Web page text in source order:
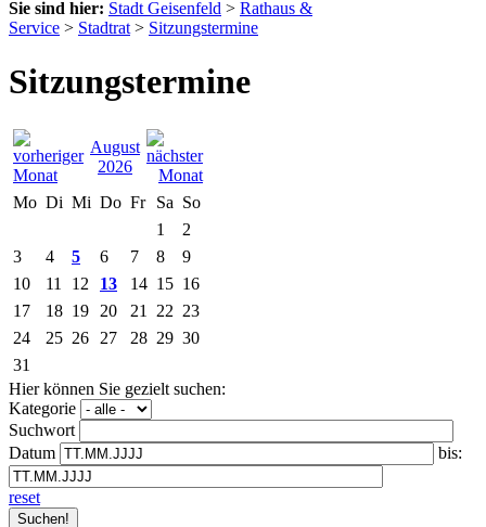
Sie sind hier: Stadt Geisenfeld > Rathaus &
Service > Stadtrat > Sitzungstermine
Sitzungstermine
August
2026
Mo Di Mi Do Fr Sa So
1
2
3
4 5 6 7 8
9
10
11 12 13 14 15 16
17
18 19 20 21 22 23
24
25 26 27 28 29 30
31
Hier können Sie gezielt suchen:
Kategorie
Suchwort
Datum
bis:
reset